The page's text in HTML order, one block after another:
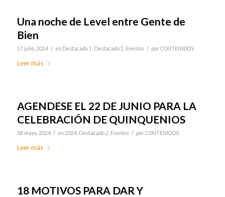
Una noche de Level entre Gente de
Bien
17 julio, 2024 / en Destacado 1 Destacado 2 Eventos / por CONTENIDOS
Leer más
AGENDESE EL 22 DE JUNIO PARA LA
CELEBRACIÓN DE QUINQUENIOS
18 mayo, 2024 / en 2024, Destacado 2 Eventos / por CONTENIDOS
Leer más
18 MOTIVOS PARA DAR Y